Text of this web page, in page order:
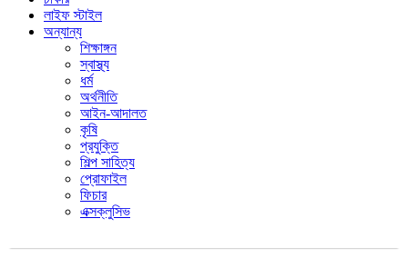
লাইফ স্টাইল
অন্যান্য
শিক্ষাঙ্গন
স্বাস্থ্য
ধর্ম
অর্থনীতি
আইন-আদালত
কৃষি
প্রযুক্তি
শিল্প সাহিত্য
প্রোফাইল
ফিচার
এক্সক্লুসিভ